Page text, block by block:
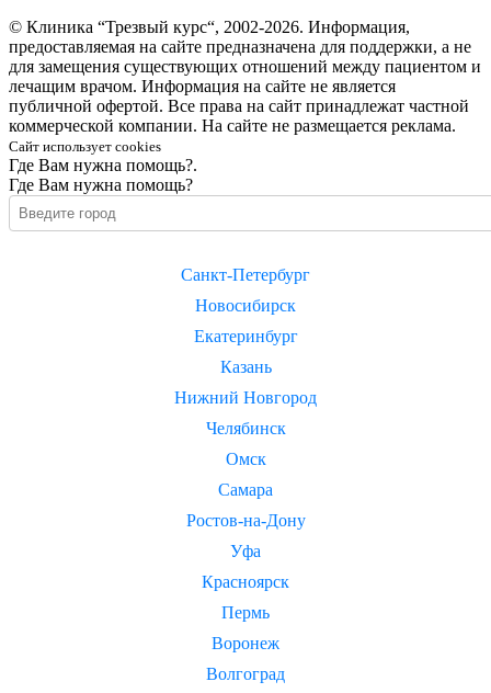
© Клиника “Трезвый курс“, 2002-2026. Информация,
предоставляемая на сайте предназначена для поддержки, а не
для замещения существующих отношений между пациентом и
лечащим врачом. Информация на сайте не является
публичной офертой. Все права на сайт принадлежат частной
коммерческой компании. На сайте не размещается реклама.
Сайт использует cookies
Где Вам нужна помощь?.
Где Вам нужна помощь?
Санкт-Петербург
Новосибирск
Екатеринбург
Казань
Нижний Новгород
Челябинск
Омск
Самара
Ростов-на-Дону
Уфа
Красноярск
Пермь
Воронеж
Волгоград